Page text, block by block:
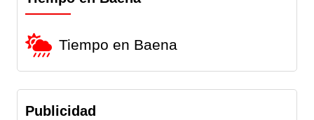
Tiempo en Baena
Publicidad